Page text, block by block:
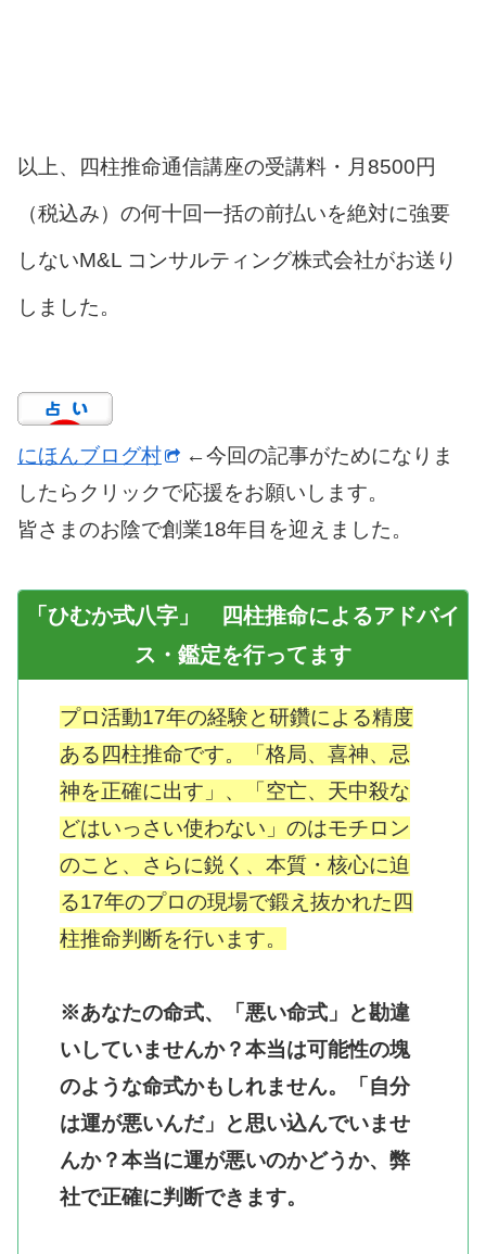
以上、四柱推命通信講座の受講料・月8500円
（税込み）の何十回一括の前払いを絶対に強要
しないM&L コンサルティング株式会社がお送り
しました。
にほんブログ村
←今回の記事がためになりま
したらクリックで応援をお願いします。
皆さまのお陰で創業18年目を迎えました。
「ひむか式八字」 四柱推命によるアドバイ
ス・鑑定を行ってます
プロ活動17年の経験と研鑽による精度
ある四柱推命です。「格局、喜神、忌
神を正確に出す」、「空亡、天中殺な
どはいっさい使わない」のはモチロン
のこと、さらに鋭く、本質・核心に迫
る17年のプロの現場で鍛え抜かれた四
柱推命判断を行います。
※あなたの命式、「悪い命式」と勘違
いしていませんか？本当は可能性の塊
のような命式かもしれません。「自分
は運が悪いんだ」と思い込んでいませ
んか？本当に運が悪いのかどうか、弊
社で正確に判断できます。